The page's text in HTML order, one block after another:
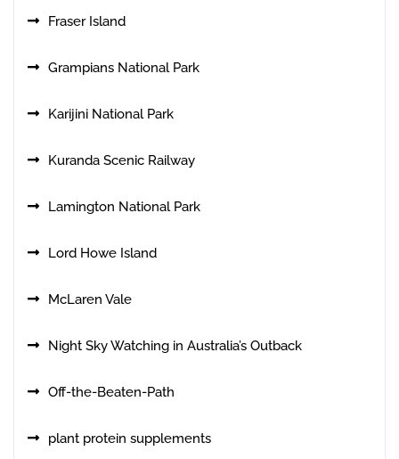
Fraser Island
Grampians National Park
Karijini National Park
Kuranda Scenic Railway
Lamington National Park
Lord Howe Island
McLaren Vale
Night Sky Watching in Australia’s Outback
Off-the-Beaten-Path
plant protein supplements